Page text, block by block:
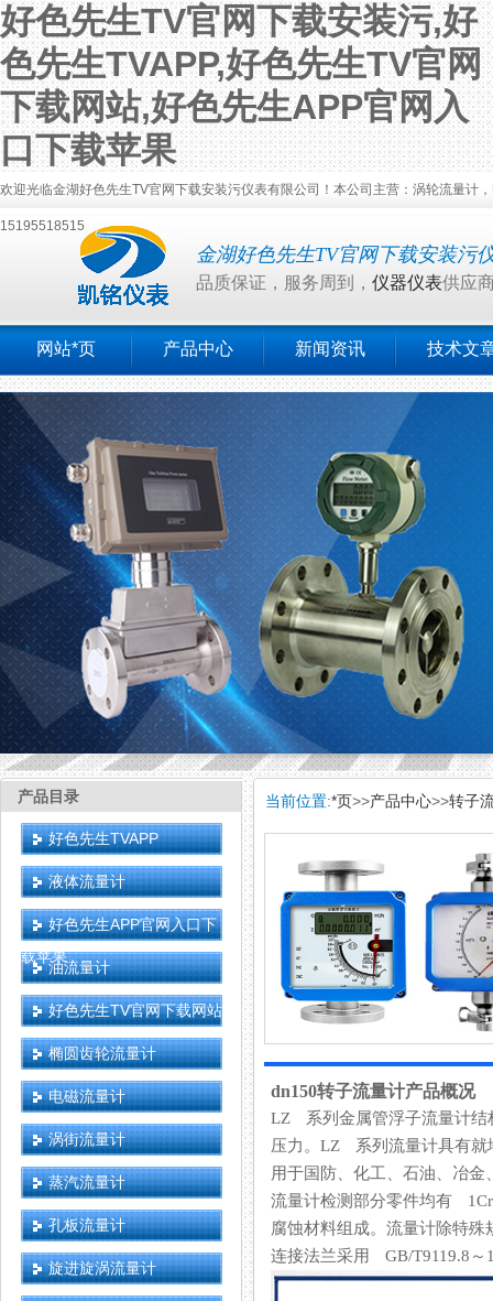
好色先生TV官网下载安装污,好
色先生TVAPP,好色先生TV官网
下载网站,好色先生APP官网入
口下载苹果
欢迎光临金湖好色先生TV官网下载安装污仪表有限公司！本公司主营：涡轮流量计，
15195518515
金湖好色先生TV官网下载安装污
品质保证，服务周到， 仪器仪表供应
网站*页 产品中心 新闻资讯 技术文
产品目录
好色先生TVAPP
液体流量计
好色先生APP官网入口下
载苹果
油流量计
好色先生TV官网下载网站
椭圆齿轮流量计
电磁流量计
涡街流量计
蒸汽流量计
孔板流量计
旋进旋涡流量计
当前位置:*页>>产品中心>>转子
dn150转子流量计产品概况
LZ 系列金属管浮子流量计结构
压力。LZ 系列流量计具有就地指
用于国防、化工、石油、
流量计检测部分零件均有
腐蚀材料组成。流量计除
连接法兰采用 GB/T9119.8～10